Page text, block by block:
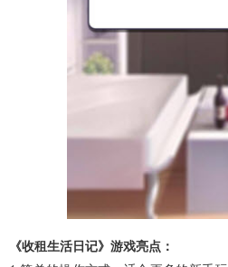
《收租生活日记》游戏亮点：